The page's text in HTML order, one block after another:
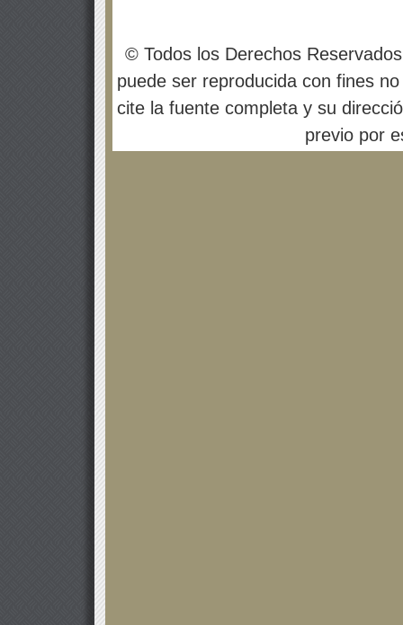
© Todos los Derechos
puede ser reproducida con fines
cite la fuente completa y su
previo por